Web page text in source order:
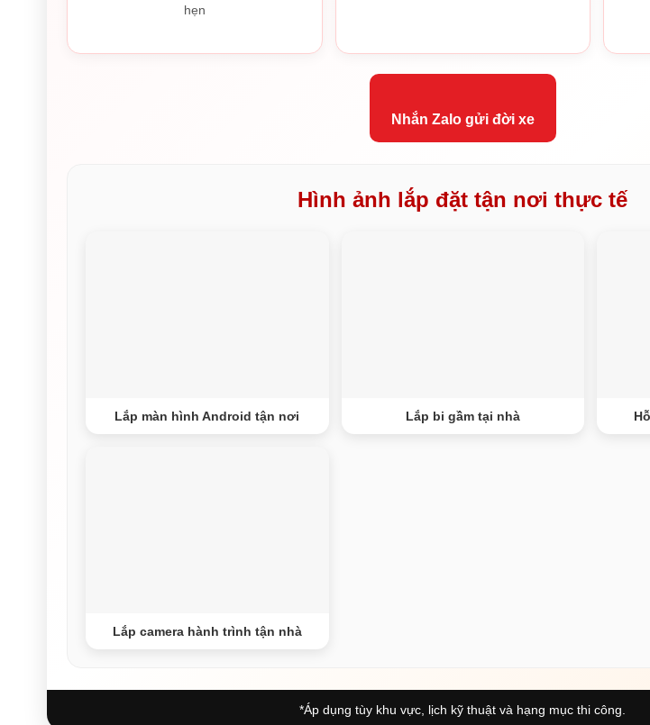
hẹn
Nhắn Zalo gửi đời xe
Hình ảnh lắp đặt tận nơi thực tế
Lắp màn hình Android tận nơi Lắp bi gầm tại nhà
Lắp camera hành trình tận nhà
*Áp dụng tùy khu vực, lịch kỹ thuật và hạng mục thi công.